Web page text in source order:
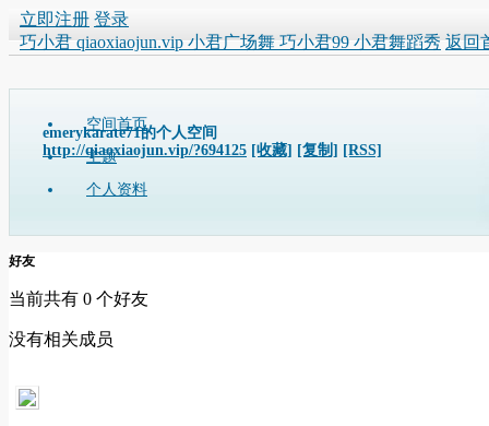
立即注册 登录
巧小君 qiaoxiaojun.vip 小君广场舞 巧小君99 小君舞蹈秀 返回
emerykarate71的个人空间
http://qiaoxiaojun.vip/?694125 [收藏] [复制] [RSS]
空间首页
主题
个人资料
好友
当前共有 0 个好友
没有相关成员